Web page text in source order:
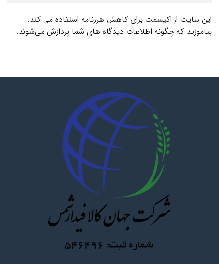
این سایت از اکیسمت برای کاهش هرزنامه استفاده می کند.
بیاموزید که چگونه اطلاعات دیدگاه های شما پردازش می‌شوند.